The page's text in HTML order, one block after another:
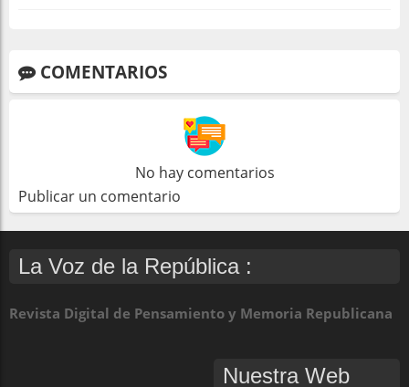
COMENTARIOS
No hay comentarios
Publicar un comentario
La Voz de la República :
Revista Digital de Pensamiento y Memoria Republicana
Nuestra Web